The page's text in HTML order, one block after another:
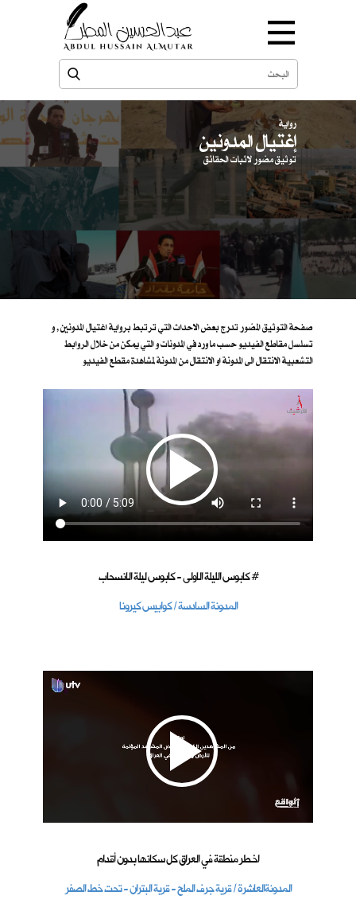
رواية
إغتيال المدونين
توثيق مصّور لاثبات الحقائق
صفحة التوثيق المصّور تدرج بعض الاحداث التي ترتبط برواية اغتيال المدونين , و
تسلسل مقاطع الفيديو حسب ما ورد في المدونات و التي يمكن من خلال الروابط
التشعبية الانتقال الى المدونة او الانتقال من المدونة لمشاهدة مقطع الفيديو
كابوس الليلة الاولى - كابوس ليلة الانسحاب #
المدونة السادسة / كوابيس كيرونا
اخـطر منطقة في العراق كل سكانها بدون أقدام
المدونةالعاشرة / قرية جرف الملح - قرية البتران - تحت خط الصفر